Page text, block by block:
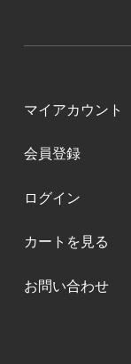
マイアカウント
会員登録
ログイン
カートを見る
お問い合わせ